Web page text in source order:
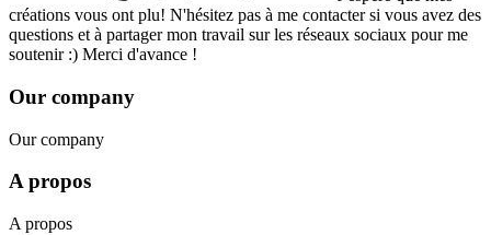
créations vous ont plu! N'hésitez pas à me contacter si vous avez des
questions et à partager mon travail sur les réseaux sociaux pour me
soutenir :) Merci d'avance !
Our company
Our company
A propos
A propos